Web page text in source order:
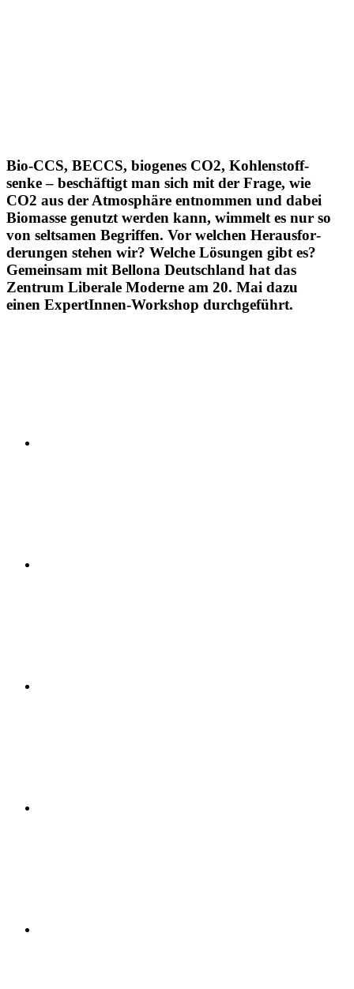
Bio-CCS, BECCS, biogenes CO2, Kohlen­stoff­
senke – beschäftigt man sich mit der Frage, wie
CO2 aus der Atmosphäre entnommen und dabei
Biomasse genutzt werden kann, wimmelt es nur so
von seltsamen Begriffen. Vor welchen Heraus­for­
de­rungen stehen wir? Welche Lösungen gibt es?
Gemeinsam mit Bellona Deutschland hat das
Zentrum Liberale Moderne am 20. Mai dazu
einen Exper­tInnen-Workshop durchgeführt.